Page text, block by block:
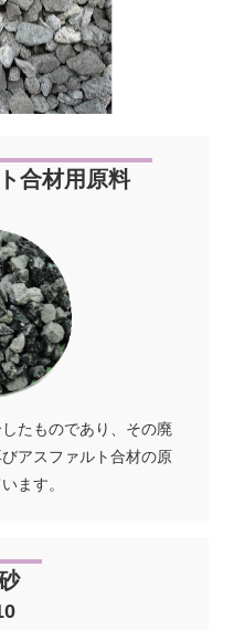
合材用原料
たものであり、その廃
アスファルト合材の原
ます。